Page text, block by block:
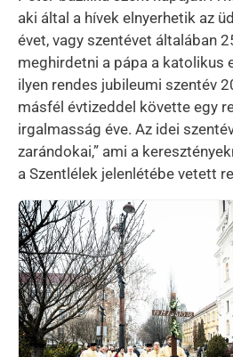
aki által a hívek elnyerhetik az
évet, vagy szentévet általában
meghirdetni a pápa a katolikus
ilyen rendes jubileumi szentév
másfél évtizeddel követte egy
irgalmasság éve. Az idei
zarándokai,” ami a
a Szentlélek jelenlétébe vetett
Kép